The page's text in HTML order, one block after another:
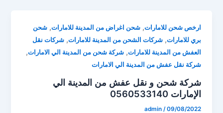
ارخص شحن للامارات,شحن اغراض من المدينة للامارات,شحن
بري للامارات,شركات الشحن من المدينة للامارات,شركات نقل
العفش من المدينة للامارات,شركة شحن من المدينة الي الامارات,
شركة نقل عفش من المدينة الي الامارات
شركة شحن و نقل عفش من المدينة الي
الإمارات 0560533140
admin /09/08/2022